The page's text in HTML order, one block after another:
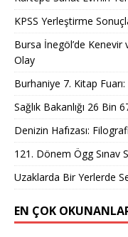
KPSS Yerleştirme
Bursa İnegöl’de
Olay
Burhaniye 7. Kitap
Sağlık Bakanlığı 26 Bin
Denizin Hafızası:
121. Dönem Ögg Sınav
Uzaklarda Bir Yerlerde
EN ÇOK